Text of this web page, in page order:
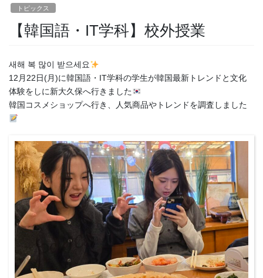
アクセス
お問い合わせ
資料請求
トピックス
【韓国語・IT学科】校外授業
새해 복 많이 받으세요
12月22日(月)に韓国語・IT学科の学生が韓国最新トレンドと文化
体験をしに新大久保へ行きました
韓国コスメショップへ行き、人気商品やトレンドを調査しました